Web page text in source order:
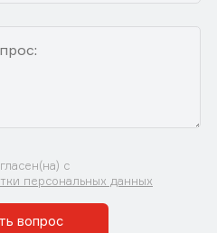
с
персональных данных
вопрос